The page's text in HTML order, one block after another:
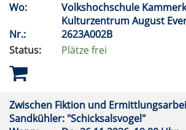
Wo:
Volkshochschule
Kulturzentrum August
Nr.:
2623A002B
Status:
Plätze frei
Zwischen Fiktion und
Sandkühler: "Schicksalsvogel"